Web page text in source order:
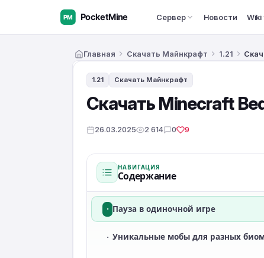
Сервер Новости Wiki
Главная Скачать Майнкрафт 1.21
1.21 Скачать Майнкрафт
Скачать Minecraft
26.03.2025 2 614 0 9
НАВИГАЦИЯ
Содержание
· Пауза в одиночной игре
· Уникальные мобы для разных